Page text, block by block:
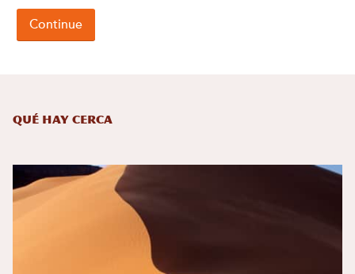
Qué hay cerca